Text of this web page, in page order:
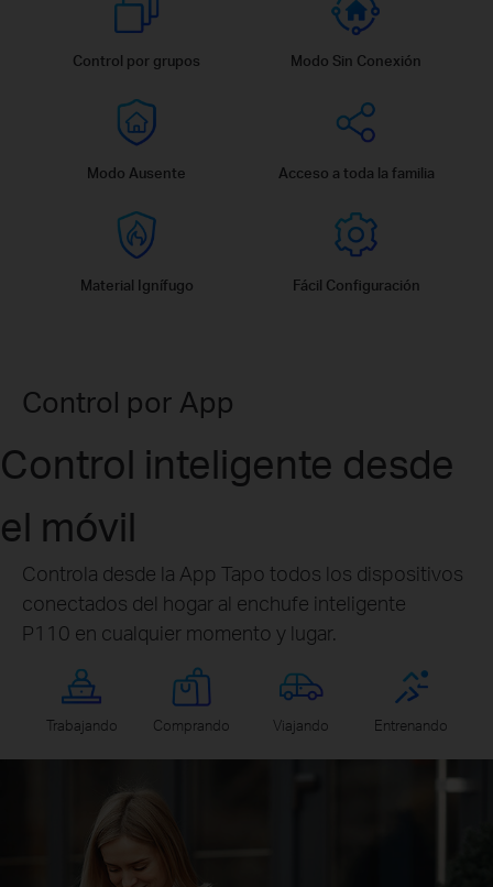
Control por grupos Modo Sin Conexión
Modo Ausente Acceso a toda la familia
Material Ignífugo Fácil Configuración
Control por App
Control inteligente desde
el móvil
Controla desde la App Tapo todos los dispositivos
conectados del hogar al enchufe inteligente
P110 en cualquier momento y lugar.
Trabajando Comprando Viajando Entrenando